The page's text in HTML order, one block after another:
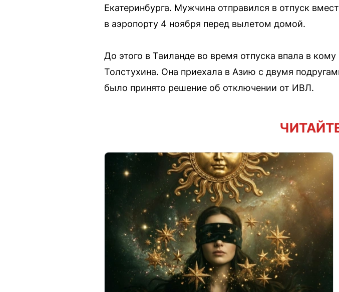
Екатеринбурга. Мужчина отправился в отпуск
в аэропорту 4 ноября перед вылетом домой.
До этого в Таиланде во время отпуска впала в
Толстухина. Она приехала в Азию с двумя
было принято решение об отключении от ИВЛ.